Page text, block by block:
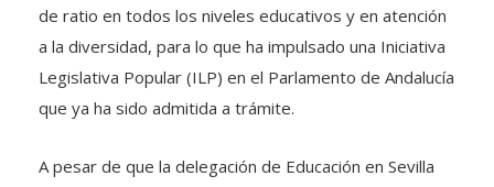
de ratio en todos los niveles educativos y en atención
a la diversidad, para lo que ha impulsado una Iniciativa
Legislativa Popular (ILP) en el Parlamento de Andalucía
que ya ha sido admitida a trámite.
A pesar de que la delegación de Educación en Sevilla